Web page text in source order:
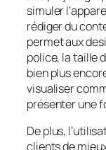
simuler
rédiger du
permet aux
police, la taille
bien plus
visualiser
présenter une
De plus,
clients de